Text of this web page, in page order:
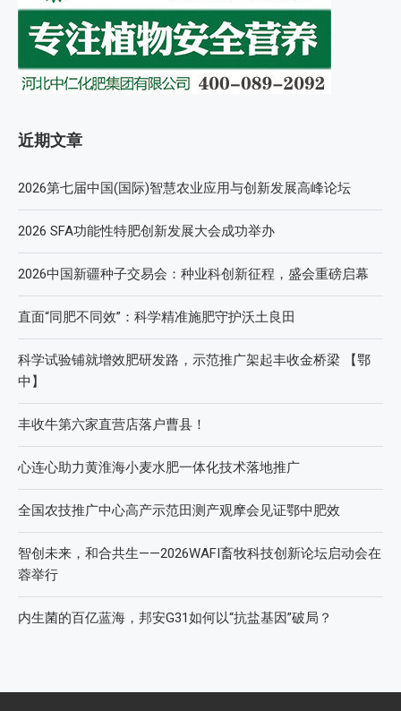
近期文章
2026第七届中国(国际)智慧农业应用与创新发展高峰论坛
2026 SFA功能性特肥创新发展大会成功举办
2026中国新疆种子交易会：种业科创新征程，盛会重磅启幕
直面“同肥不同效”：科学精准施肥守护沃土良田
科学试验铺就增效肥研发路，示范推广架起丰收金桥梁 【鄂
中】
丰收牛第六家直营店落户曹县！
心连心助力黄淮海小麦水肥一体化技术落地推广
全国农技推广中心高产示范田测产观摩会见证鄂中肥效
智创未来，和合共生——2026WAFI畜牧科技创新论坛启动会在
蓉举行
内生菌的百亿蓝海，邦安G31如何以“抗盐基因”破局？